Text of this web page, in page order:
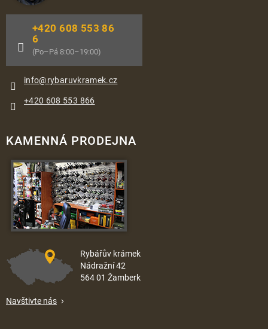
info@rybaruvkramek.cz
+420 608 553 86
6
(Po–Pá 8:00–19:00)
+420 608 553 866
KAMENNÁ PRODEJNA
Rybářův krámek
Nádražní 42
564 01 Žamberk
Navštivte nás